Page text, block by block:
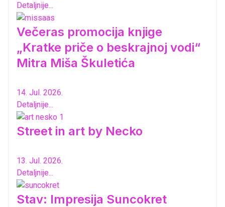
Detaljnije...
Večeras promocija knjige
„Kratke priče o beskrajnoj vodi“
Mitra Miša Škuletića
14. Jul. 2026.
Detaljnije...
Street in art by Necko
13. Jul. 2026.
Detaljnije...
Stav: Impresija Suncokret